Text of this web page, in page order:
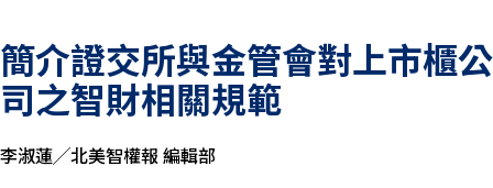
簡介證交所與金管會對上市櫃公
司之智財相關規範
李淑蓮╱北美智權報 編輯部